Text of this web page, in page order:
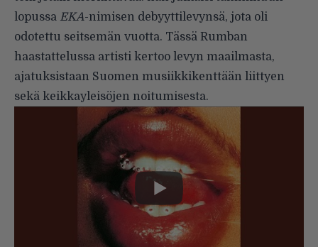
lopussa EKA-nimisen debyyttilevynsä, jota oli
odotettu seitsemän vuotta. Tässä Rumban
haastattelussa artisti kertoo levyn maailmasta,
ajatuksistaan Suomen musiikkikenttään liittyen
sekä keikkayleisöjen noitumisesta.